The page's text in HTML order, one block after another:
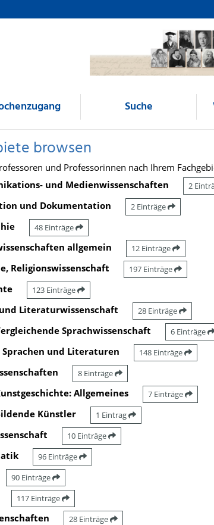
Suche
browsen
und Professorinnen nach Ihrem
und Medienwissenschaften
2
und Dokumentation 2 Einträge
48 Einträge
allgemein 12 Einträge
Religionswissenschaft 197 Einträge
123 Einträge
Literaturwissenschaft 28 Einträge
Sprachwissenschaft 6 Einträge
Sprachen und Literaturen 148 Einträge
8 Einträge
Allgemeines 7 Einträge
Künstler 1 Eintrag
10 Einträge
96 Einträge
90 Einträge
117 Einträge
28 Einträge